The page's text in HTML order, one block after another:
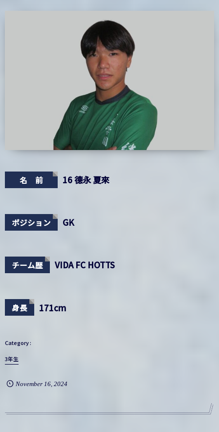
名 前 16 德永 夏來
ポジション GK
チーム歴 VIDA FC HOTTS
身長 171cm
3年生
November 16, 2024